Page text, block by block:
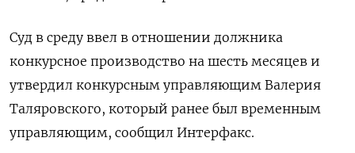
Суд в среду ввел в отношении должника
конкурсное производство на шесть месяцев и
утвердил конкурсным управляющим Валерия
Таляровского, который ранее был временным
управляющим, сообщил Интерфакс.